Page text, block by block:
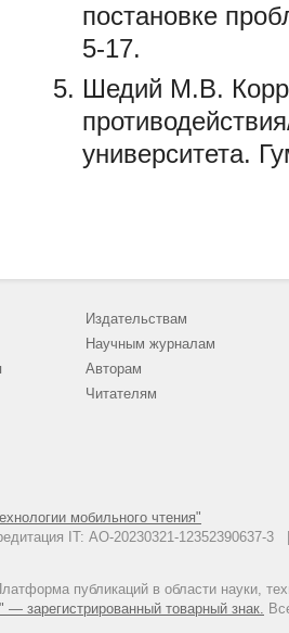
постановке
5-17.
Шедий М.В.
университета.
мобильного чтения"
IT: АО-20230321-
публикаций в области науки,
— зарегистрированный товарный знак.
Издательствам
Научным журналам
Авторам
Читателям